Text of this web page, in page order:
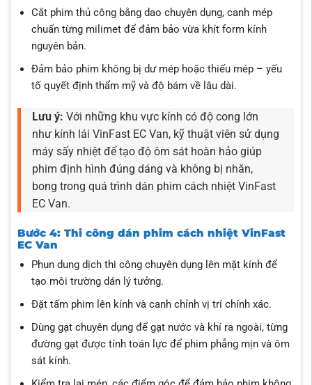
Cắt phim thủ công bằng dao chuyên dụng, canh mép
chuẩn từng milimet để đảm bảo vừa khít form kính
nguyên bản.
Đảm bảo phim không bị dư mép hoặc thiếu mép – yếu
tố quyết định thẩm mỹ và độ bám về lâu dài.
Lưu ý: Với những khu vực kính có độ cong lớn
như kính lái VinFast EC Van, kỹ thuật viên sử dụng
máy sấy nhiệt để tạo độ ôm sát hoàn hảo giúp
phim định hình đúng dáng và không bị nhăn,
bong trong quá trình dán phim cách nhiệt VinFast
EC Van.
Bước 4: Thi công dán phim cách nhiệt VinFast
EC Van
Phun dung dịch thi công chuyên dụng lên mặt kính để
tạo môi trường dán lý tưởng.
Đặt tấm phim lên kính và canh chỉnh vị trí chính xác.
Dùng gạt chuyên dụng để gạt nước và khí ra ngoài, từng
đường gạt được tính toán lực để phim phẳng mịn và ôm
sát kính.